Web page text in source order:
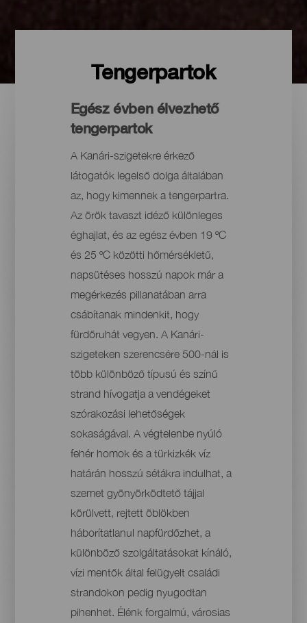
Tengerpartok
Egész évben élvezhető
tengerpartok
A Kanári-szigetekre érkező
látogatók legelső dolga általában
az, hogy kimennek a tengerpartra.
Az örök tavaszt idéző különleges
éghajlat, és az egész évben 19 ºC
és 25 ºC közötti hőmérsékletű,
napsütéses hosszú napok már a
megérkezés pillanatában arra
csábítanak mindenkit, hogy
fürdőruhát vegyen. A Kanári-
szigeteken szerencsére 500-nál is
több különböző típusú és színű
strand hívogatja a vendégeket
szórakozási lehetőségek
sokaságával. A végtelenbe nyúló
fehér homok és a türkizkék víz
határán hosszú sétákra indulhat, a
szemet gyönyörködtető tájjal
körülvett, rejtett öblökben
háborítatlanul napfürdőzhet, a
különböző szolgáltatásokat kínáló,
vízi mentők által felügyelt családi
strandokon pedig nyugodtan
pihenhet. Élénk forgalmú, városias